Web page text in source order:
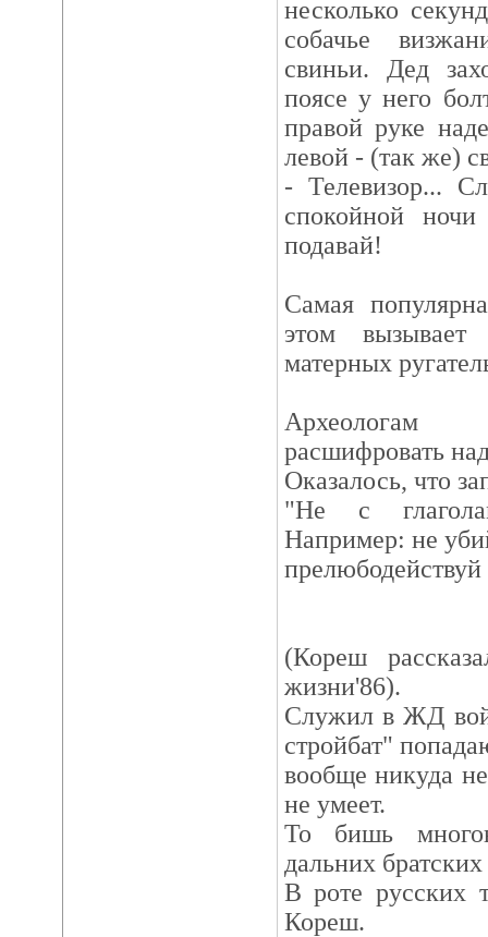
несколько
собачье
свиньи. Дед
поясе у него
правой руке
левой - (так же)
- Телевизор...
спокойной
подавай!
Самая
этом
матерных
Археологам
расшифровать
Оказалось, что
"Не с
Например: не
прелюбодействуй
(Кореш
жизни'86).
Служил в ЖД
стройбат"
вообще никуда
не умеет.
То бишь
дальних
В роте русских
Кореш.